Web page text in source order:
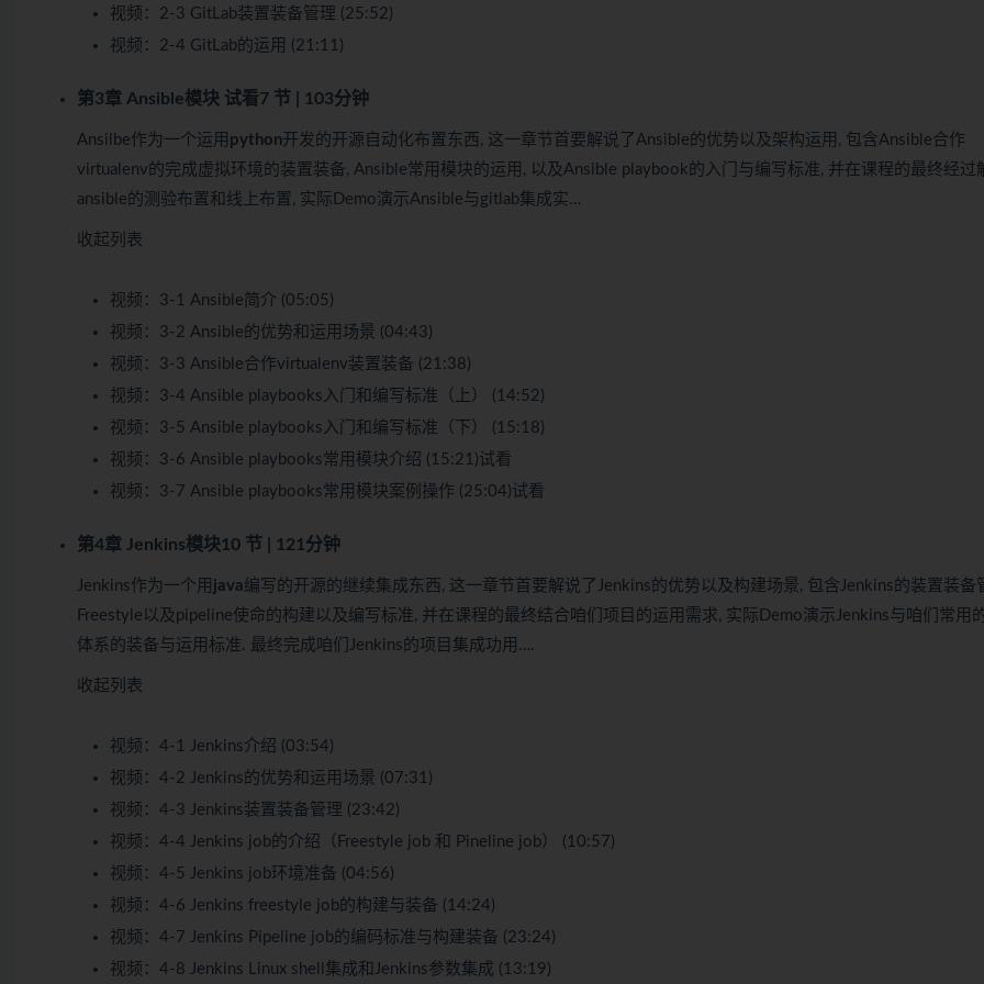
视频： 2-3 GitLab装置装备管理 (25:52)
视频： 2-4 GitLab的运用 (21:11)
第3章 Ansible模块 试看7 节 | 103分钟
Ansilbe作为一个运用 python开发的开源自动化布置东西, 这一章节首要解说了Ansible的优势以及架构运用, 包含Ansible合作
virtualenv的完成虚拟环境的装置装备, Ansible常用模块的运用, 以及Ansible playbook的入门与编写标准, 并在课程的最终经过
ansible的测验布置和线上布置, 实际Demo演示Ansible与gitlab集成实…
收起列表
视频： 3-1 Ansible简介 (05:05)
视频： 3-2 Ansible的优势和运用场景 (04:43)
视频： 3-3 Ansible合作virtualenv装置装备 (21:38)
视频： 3-4 Ansible playbooks入门和编写标准（上） (14:52)
视频： 3-5 Ansible playbooks入门和编写标准（下） (15:18)
视频： 3-6 Ansible playbooks常用模块介绍 (15:21)试看
视频： 3-7 Ansible playbooks常用模块案例操作 (25:04)试看
第4章 Jenkins模块10 节 | 121分钟
Jenkins作为一个用 java编写的开源的继续集成东西, 这一章节首要解说了Jenkins的优势以及构建场景, 包含Jenkins的装置装备
Freestyle以及pipeline使命的构建以及编写标准, 并在课程的最终结合咱们项目的运用需求, 实际Demo演示Jenkins与咱们常用
体系的装备与运用标准. 最终完成咱们Jenkins的项目集成功用….
收起列表
视频： 4-1 Jenkins介绍 (03:54)
视频： 4-2 Jenkins的优势和运用场景 (07:31)
视频： 4-3 Jenkins装置装备管理 (23:42)
视频： 4-4 Jenkins job的介绍（Freestyle job 和 Pineline job） (10:57)
视频： 4-5 Jenkins job环境准备 (04:56)
视频： 4-6 Jenkins freestyle job的构建与装备 (14:24)
视频： 4-7 Jenkins Pipeline job的编码标准与构建装备 (23:24)
视频： 4-8 Jenkins Linux shell集成和Jenkins参数集成 (13:19)